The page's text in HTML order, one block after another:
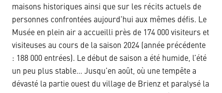
maisons historiques ainsi que sur les récits actuels de
personnes confrontées aujourd’hui aux mêmes défis. Le
Musée en plein air a accueilli près de 174 000 visiteurs et
visiteuses au cours de la saison 2024 (année précédente
: 188 000 entrées). Le début de saison a été humide, l’été
un peu plus stable… Jusqu’en août, où une tempête a
dévasté la partie ouest du village de Brienz et paralysé la